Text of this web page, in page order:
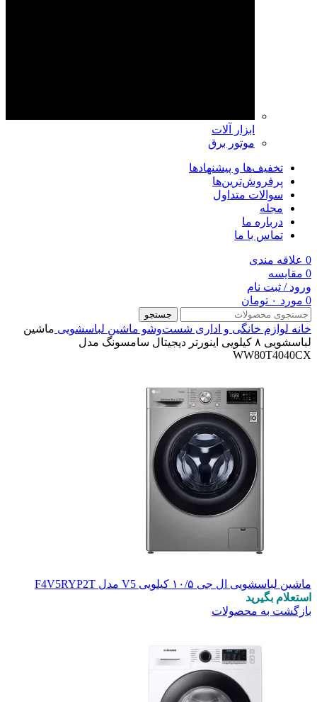
ابزار آلات
موتور برق
تخفیف‌ها و پیشنهادها
پرفروش‌ترین‌ها
سوالات متداول
مجله
درباره ما
تماس با ما
0 علاقه مندی
0 مقايسه
ورود / ثبت نام
0 مورد ۰ تومان
جستجو
خانه لوازم خانگی و اداری شست‌وشو ماشین لباسشویی ماشین
لباسشویی ۸ کیلویی اینورتر دیجیتال سامسونگ مدل
WW80T4040CX
ماشین لباسشویی ال جی ۱۰/۵ کیلویی V5 مدل F4V5RYP2T
استعلام بگیرید
بازگشت به محصولات